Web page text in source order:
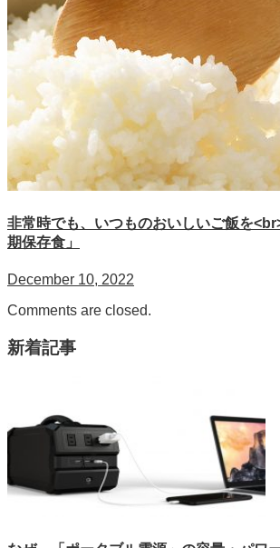
非常時でも、いつものおいしいご飯を
期保存食」
December 10, 2022
Comments are closed.
新着記事